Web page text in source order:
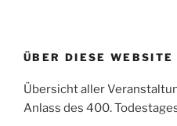
ÜBER DIESE WEBSITE
Übersicht aller
Anlass des 400.